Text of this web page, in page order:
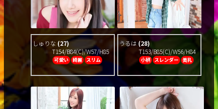
しゅりな (27)
T154/B84(C)/W57/H85
可愛い 綺麗 スリム
うるは (28)
T153/B85(C)/W56/H84
小柄 スレンダー 美乳